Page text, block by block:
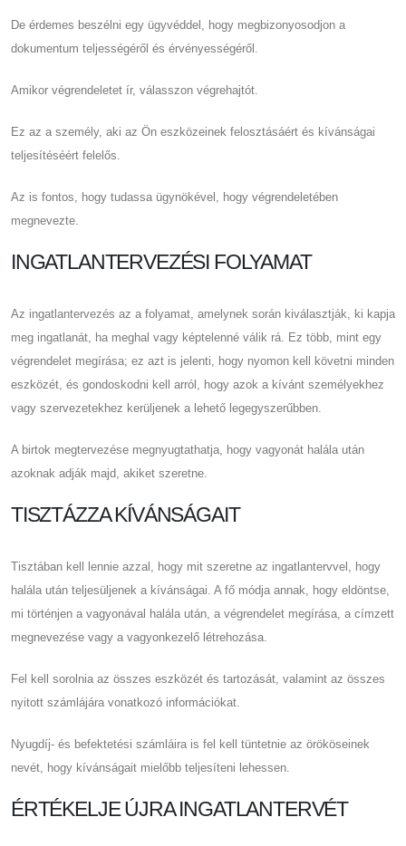
De érdemes beszélni egy ügyvéddel, hogy megbizonyosodjon a
dokumentum teljességéről és érvényességéről.
Amikor végrendeletet ír, válasszon végrehajtót.
Ez az a személy, aki az Ön eszközeinek felosztásáért és kívánságai
teljesítéséért felelős.
Az is fontos, hogy tudassa ügynökével, hogy végrendeletében
megnevezte.
INGATLANTERVEZÉSI FOLYAMAT
Az ingatlantervezés az a folyamat, amelynek során kiválasztják, ki kapja
meg ingatlanát, ha meghal vagy képtelenné válik rá. Ez több, mint egy
végrendelet megírása; ez azt is jelenti, hogy nyomon kell követni minden
eszközét, és gondoskodni kell arról, hogy azok a kívánt személyekhez
vagy szervezetekhez kerüljenek a lehető legegyszerűbben.
A birtok megtervezése megnyugtathatja, hogy vagyonát halála után
azoknak adják majd, akiket szeretne.
TISZTÁZZA KÍVÁNSÁGAIT
Tisztában kell lennie azzal, hogy mit szeretne az ingatlantervvel, hogy
halála után teljesüljenek a kívánságai. A fő módja annak, hogy eldöntse,
mi történjen a vagyonával halála után, a végrendelet megírása, a címzett
megnevezése vagy a vagyonkezelő létrehozása.
Fel kell sorolnia az összes eszközét és tartozását, valamint az összes
nyitott számlájára vonatkozó információkat.
Nyugdíj- és befektetési számláira is fel kell tüntetnie az örököseinek
nevét, hogy kívánságait mielőbb teljesíteni lehessen.
ÉRTÉKELJE ÚJRA INGATLANTERVÉT